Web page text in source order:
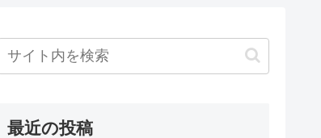
最近の投稿